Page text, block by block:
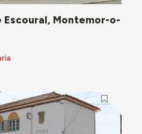
Escoural, Montemor-o-